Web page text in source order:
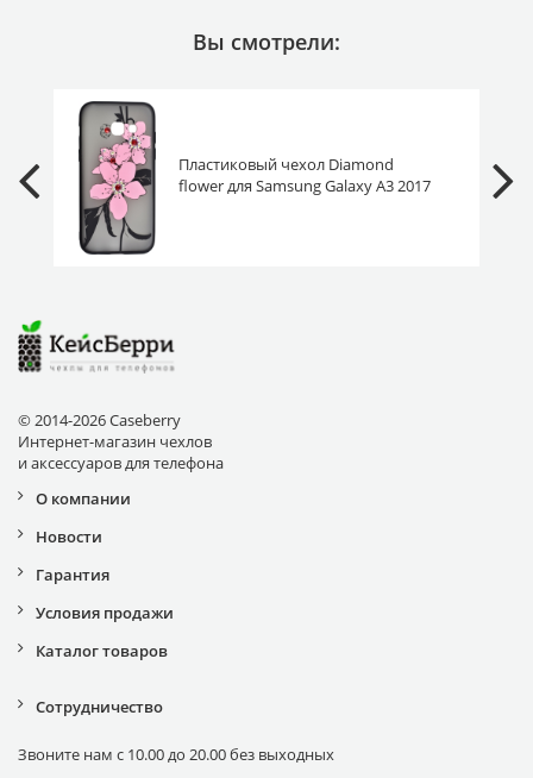
Вы смотрели:
Пластиковый чехол Diamond
flower для Samsung Galaxy A3 2017
© 2014-2026 Caseberry
Интернет-магазин чехлов
и аксессуаров для телефона
О компании
Новости
Гарантия
Условия продажи
Каталог товаров
Сотрудничество
Звоните нам с 10.00 до 20.00 без выходных